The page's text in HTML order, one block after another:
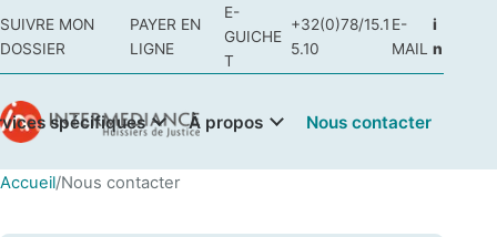
SUIVRE MON
DOSSIER
PAYER EN
LIGNE
E-
GUICHE
T
+32(0)78/15.1
5.10
E-
MAIL
i
n
spécifiques À propos Nous contacter
Accueil/Nous contacter